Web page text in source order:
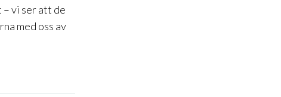
– vi ser att de
med oss av